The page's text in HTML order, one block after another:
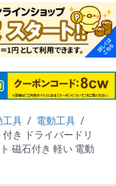
工具 / 電動工具 /
き ドライバードリ
磁石付き 軽い 電動